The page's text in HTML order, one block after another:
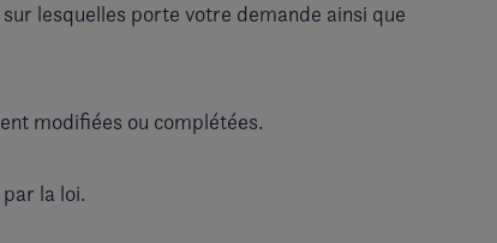
lesquelles porte votre demande ainsi que
modifiées ou complétées.
la loi.